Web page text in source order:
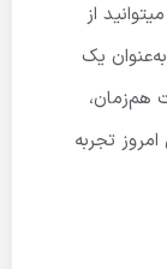
از
یک
هم‌زمان،
تجربه